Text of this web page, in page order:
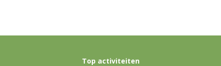
Top activiteiten